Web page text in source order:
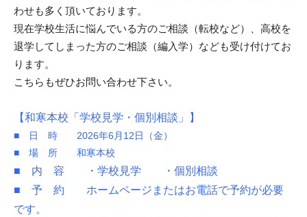
わせも多く頂いております。
現在学校生活に悩んでいる方のご相談（転校など）、高校を
退学してしまった方のご相談（編入学）なども受け付けてお
ります。
こちらもぜひお問い合わせ下さい。
【和寒本校「学校見学・個別相談」】
■ 日 時 2026年6月12日（金）
■ 場 所 和寒本校
■ 内 容 ・学校見学 ・個別相談
■ 予 約 ホームページまたはお電話で予約が必要
です。